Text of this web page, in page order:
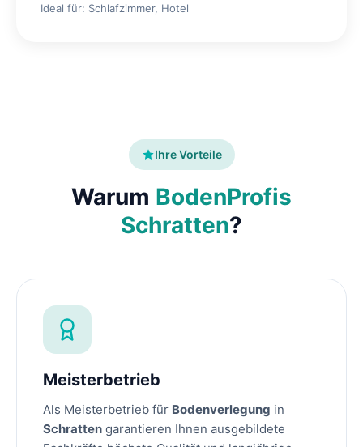
Ideal für: Schlafzimmer, Hotel
Ihre Vorteile
Warum BodenProfis
Schratten?
Meisterbetrieb
Als Meisterbetrieb für Bodenverlegung in
Schratten garantieren Ihnen ausgebildete